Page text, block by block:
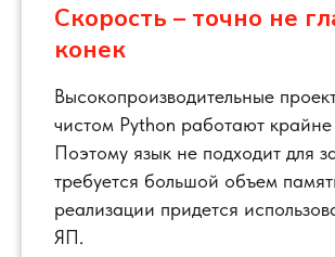
Скорость – точно не
конек
Высокопроизводительные
чистом Python работают
Поэтому язык не подходит для
требуется большой объем
реализации придется
ЯП.